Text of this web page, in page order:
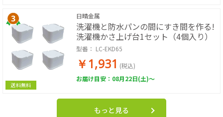
送料無料
日晴金属
洗濯機と防水パンの間にすき間を作る!
洗濯機かさ上げ台1セット（4個入り）
型番： LC-EKD65
￥1,931 (税込)
お届け目安：08月22日(土)～
もっと見る